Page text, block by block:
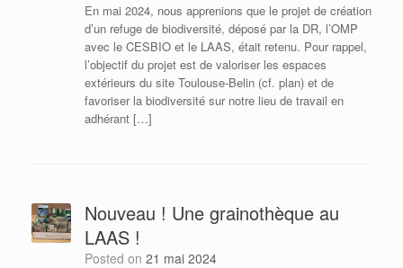
En mai 2024, nous apprenions que le projet de création
d’un refuge de biodiversité, déposé par la DR, l’OMP
avec le CESBIO et le LAAS, était retenu. Pour rappel,
l’objectif du projet est de valoriser les espaces
extérieurs du site Toulouse-Belin (cf. plan) et de
favoriser la biodiversité sur notre lieu de travail en
adhérant […]
Nouveau ! Une grainothèque au
LAAS !
Posted on 21 mai 2024